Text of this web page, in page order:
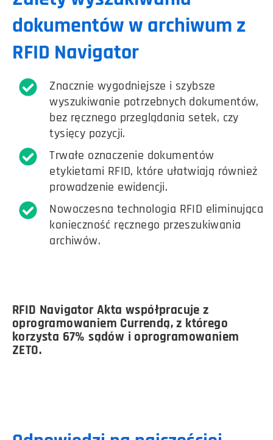
dokumentów w archiwum z
RFID Navigator
Znacznie wygodniejsze i szybsze
wyszukiwanie potrzebnych dokumentów,
bez ręcznego przeglądania setek, czy
tysięcy pozycji.
Trwałe oznaczenie dokumentów
etykietami RFID, które ułatwiają również
prowadzenie ewidencji.
Nowoczesna technologia RFID eliminująca
konieczność ręcznego przeszukiwania
archiwów.
RFID Navigator Akta współpracuje z
oprogramowaniem Currendą, z którego
korzysta 67% sądów i oprogramowaniem
ZETO.